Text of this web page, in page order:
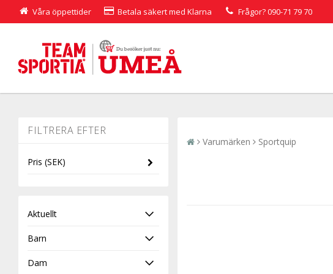
Våra öppettider Betala säkert med Klarna Frågor?090-71 79 70
Pris (SEK)
Aktuellt
Barn
Dam
Varumärken Sportquip